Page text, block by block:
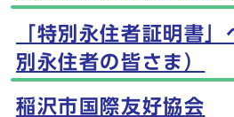
「特別永住者証明書
別永住者の皆さま）
稲沢市国際友好協会